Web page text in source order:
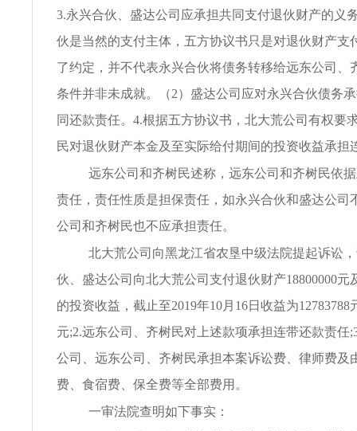
3.永兴合伙、盛达公司应承担共同支付退伙财产的义
伙是当然的支付主体，五方协议书只是对退伙财产支
了约定，并不代表永兴合伙将债务转移给远东公司、
条件并非未成就。（2）盛达公司应对永兴合伙债务
同还款责任。4.根据五方协议书，北大荒公司有权要
民对退伙财产本金及至实际给付期间的投资收益承担
远东公司和齐树民述称，远东公司和齐树民依
责任，责任性质是担保责任，如永兴合伙和盛达公司
公司和齐树民也不应承担责任。
北大荒公司向黑龙江省农垦中级法院提起诉讼
伙、盛达公司向北大荒公司支付退伙财产18800000元
的投资收益，截止至2019年10月16日收益为12783788
元;2.远东公司、齐树民对上述款项承担连带还款责任
公司、远东公司、齐树民承担本案诉讼费、律师费及
费、食宿费、保全费等全部费用。
一审法院查明如下事实：